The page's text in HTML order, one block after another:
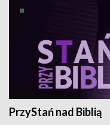
PrzyStań nad Biblią